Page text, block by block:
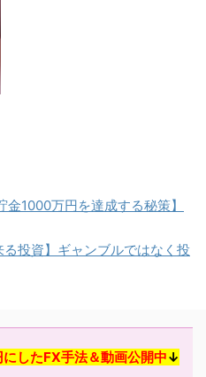
年)の南海トラフ地震に
いきたいと思います。
人に興味のある方であれ
ば誰もがご存知だと思い
1000万円を達成する秘策】
る投資】ギャンブルではなく投
したFX手法＆動画公開中↓